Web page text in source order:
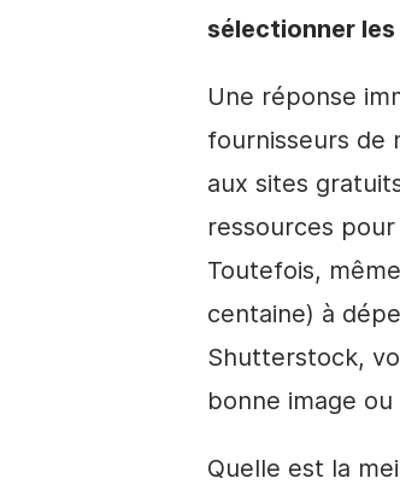
sélectionner les
Une réponse
fournisseurs de
aux sites
ressources
Toutefois,
centaine) à
Shutterstock,
bonne image
Quelle est la